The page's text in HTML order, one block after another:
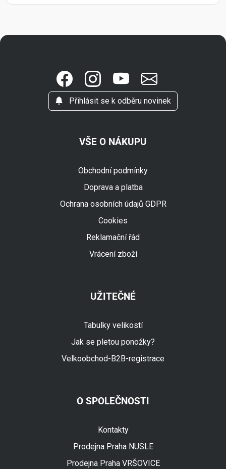
Přihlásit se k odběru novinek
VŠE O NÁKUPU
Obchodní podmínky
Doprava a platba
Ochrana osobních údajů GDPR
Cookies
Reklamační řád
Vrácení zboží
UŽITEČNÉ
Tabulky velikostí
Jak se pletou ponožky?
Velkoobchod-B2B-registrace
O SPOLEČNOSTI
Kontakty
Prodejna Praha NUSLE
Prodejna Praha VRŠOVICE